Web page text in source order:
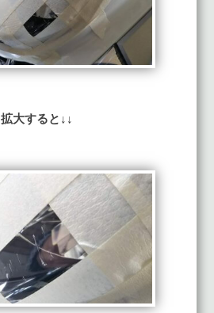
拡大すると↓↓